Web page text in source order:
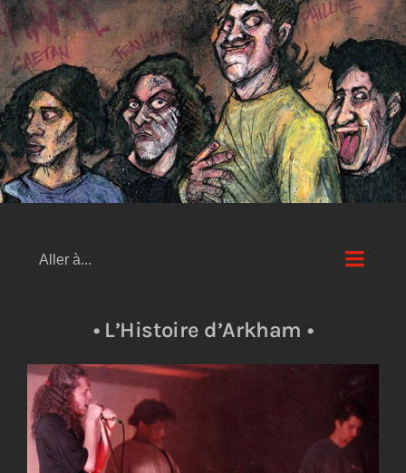
Passer
au
contenu
Aller à...
• L’Histoire d’Arkham •